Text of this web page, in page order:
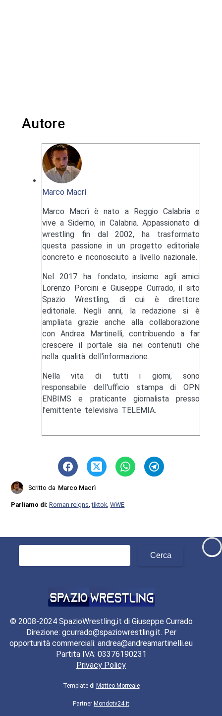
Autore
Marco Macrì
Marco Macrì è nato a Reggio Calabria e
vive a Siderno, in Calabria. Appassionato di
wrestling fin dal 2002, ha trasformato
questa passione in un progetto editoriale
concreto e riconosciuto a livello nazionale.
Nel 2017 ha fondato, insieme agli amici
Lorenzo Porcini e Giuseppe Currado, il sito
Spazio Wrestling, di cui è direttore
editoriale. Negli anni, la redazione si è
ampliata grazie anche alla collaborazione
con Andrea Martinelli, contribuendo a far
crescere il portale sia nei contenuti che
nella qualità dell'informazione.
Nella vita di tutti i giorni, sono
responsabile dell'ufficio stampa di OPN
ENBIMS e praticante giornalista presso
l'emittente televisiva TELEMIA.
Scritto da Marco Macrì
Parliamo di:Roman reigns ,tiktok ,WWE
© 2008-2024 SpazioWrestling,it di Giuseppe Currado
Direzione: gcurrado@spaziowrestling.it. Per
opportunità commerciali: andrea@andreamartinelli.eu
Partita IVA: 03376190231
Privacy Policy
Template di Matteo Morreale
Partner Mondotv24.it